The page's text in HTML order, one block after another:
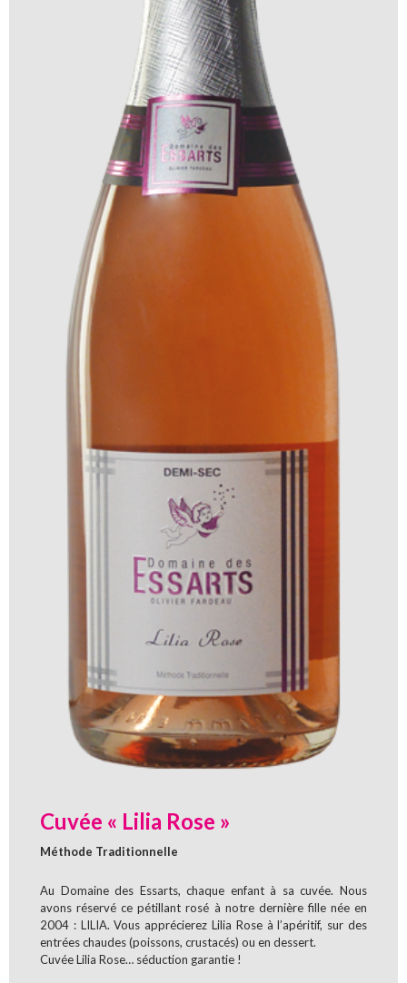
Cuvée « Lilia Rose »
Méthode Traditionnelle
Au Domaine des Essarts, chaque enfant à sa cuvée. Nous
avons réservé ce pétillant rosé à notre dernière fille née en
2004 : LILIA. Vous apprécierez Lilia Rose à l’apéritif, sur des
entrées chaudes (poissons, crustacés) ou en dessert.
Cuvée Lilia Rose… séduction garantie !